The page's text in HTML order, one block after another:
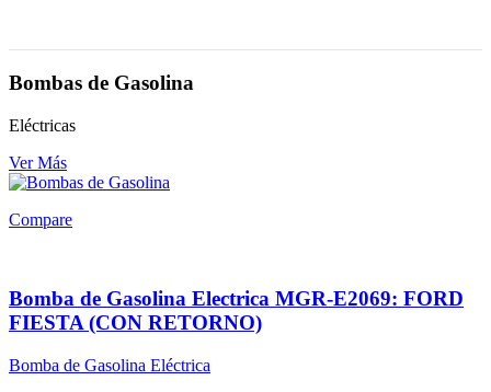
Bombas de Gasolina
Eléctricas
Ver Más
Compare
Bomba de Gasolina Electrica MGR-E2069: FORD
FIESTA (CON RETORNO)
Bomba de Gasolina Eléctrica